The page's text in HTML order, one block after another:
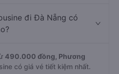
đi Đà Nẵng có
490.000 đồng, Phương
có giá vé tiết kiệm nhất.